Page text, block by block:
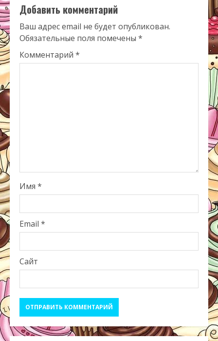
Добавить комментарий
Ваш адрес email не будет опубликован.
Обязательные поля помечены *
Комментарий *
Имя *
Email *
Сайт